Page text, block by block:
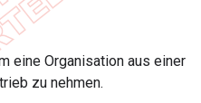
eine Organisation aus einer
zu nehmen.